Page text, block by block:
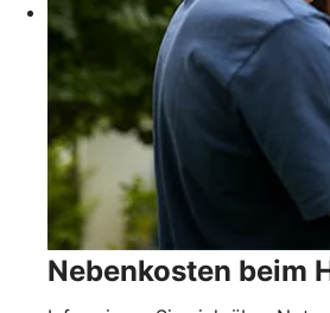
Nebenkosten beim